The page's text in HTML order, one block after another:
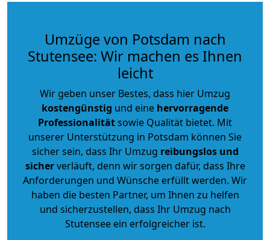
Umzüge von Potsdam nach
Stutensee: Wir machen es Ihnen
leicht
Wir geben unser Bestes, dass hier Umzug
kostengünstig und eine hervorragende
Professionalitätsowie Qualität bietet. Mit
unserer Unterstützung in Potsdam können Sie
sicher sein, dass Ihr Umzug reibungslos und
sicherverläuft, denn wir sorgen dafür, dass Ihre
Anforderungen und Wünsche erfüllt werden. Wir
haben die besten Partner, um Ihnen zu helfen
und sicherzustellen, dass Ihr Umzug nach
Stutensee ein erfolgreicher ist.